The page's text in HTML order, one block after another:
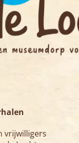
vrijwilligers